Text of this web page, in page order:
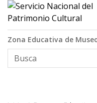
Contenido principal
Zona Educativa de